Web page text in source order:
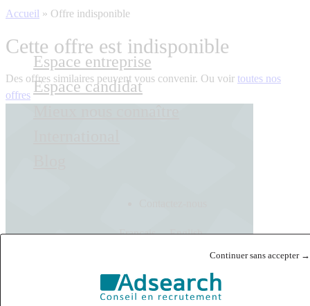
Continuer sans accepter →
Espace entreprise
Espace candidat
Français English
Accueil » Offre indisponible
Cette offre est indisponible
Des offres similaires peuvent vous convenir. Ou voir toutes nos
offres